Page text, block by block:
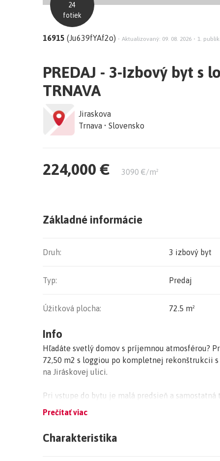
24
fotiek
16915 (Ju639fYAf2o) • Aktualizovaný: 09. 08. 2026 • 1.
PREDAJ - 3-izbový byt s
TRNAVA
Jiraskova
Trnava • Slovensko
224,000 € 3090 €/m²
Základné informácie
Druh: 3 izbový byt
Typ: Predaj
Úžitková plocha: 72.5 m²
Info
Hľadáte svetlý domov s príjemnou atmosférou?
72,50 m2 s loggiou po kompletnej rekonštrukcii s
na Jiráskovej ulici.
Pri vstupe do bytu je malá predsieň a
vzdušnej, svetlej a útulnej obývačky čo tvorí
súčasnej pracovne (detská izba) obe so
Prečítať viac
Charakteristika